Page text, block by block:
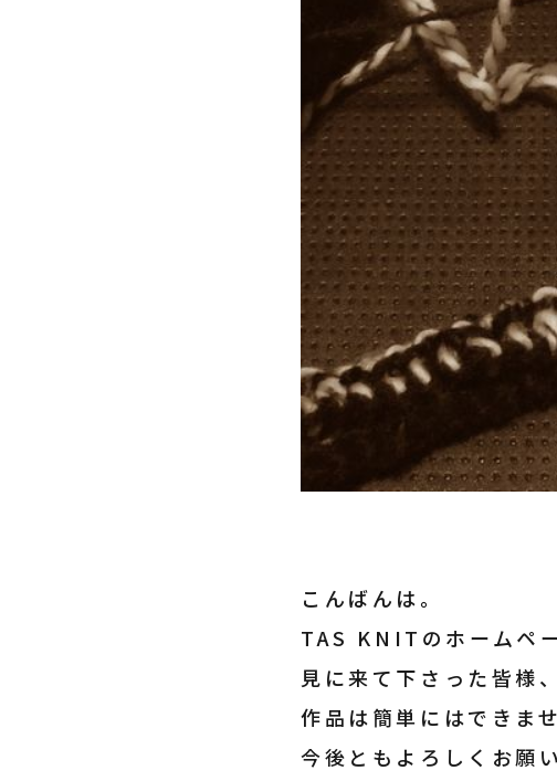
こんばんは。
TAS KNITのホームペ
見に来て下さった皆様
作品は簡単にはできま
今後ともよろしくお願